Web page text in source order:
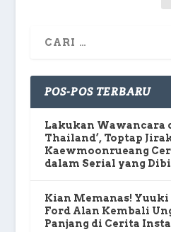
POS-POS TERBARU
Lakukan Wawancara
Thailand’, Toptap
Kaewmoonrueang
dalam Serial yang
Kian Memanas!
Ford Alan Kembali
Panjang di Cerita